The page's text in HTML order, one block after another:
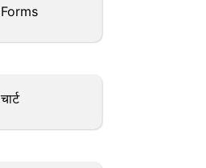
Forms
चार्ट